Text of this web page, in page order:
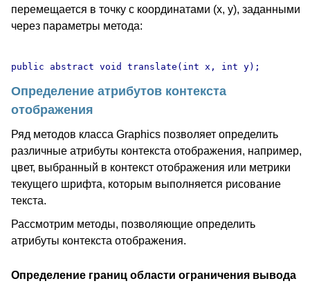
перемещается в точку с координатами (x, y), заданными
через параметры метода:
Определение атрибутов контекста
отображения
Ряд методов класса Graphics позволяет определить
различные атрибуты контекста отображения, например,
цвет, выбранный в контекст отображения или метрики
текущего шрифта, которым выполняется рисование
текста.
Рассмотрим методы, позволяющие определить
атрибуты контекста отображения.
Определение границ области ограничения вывода